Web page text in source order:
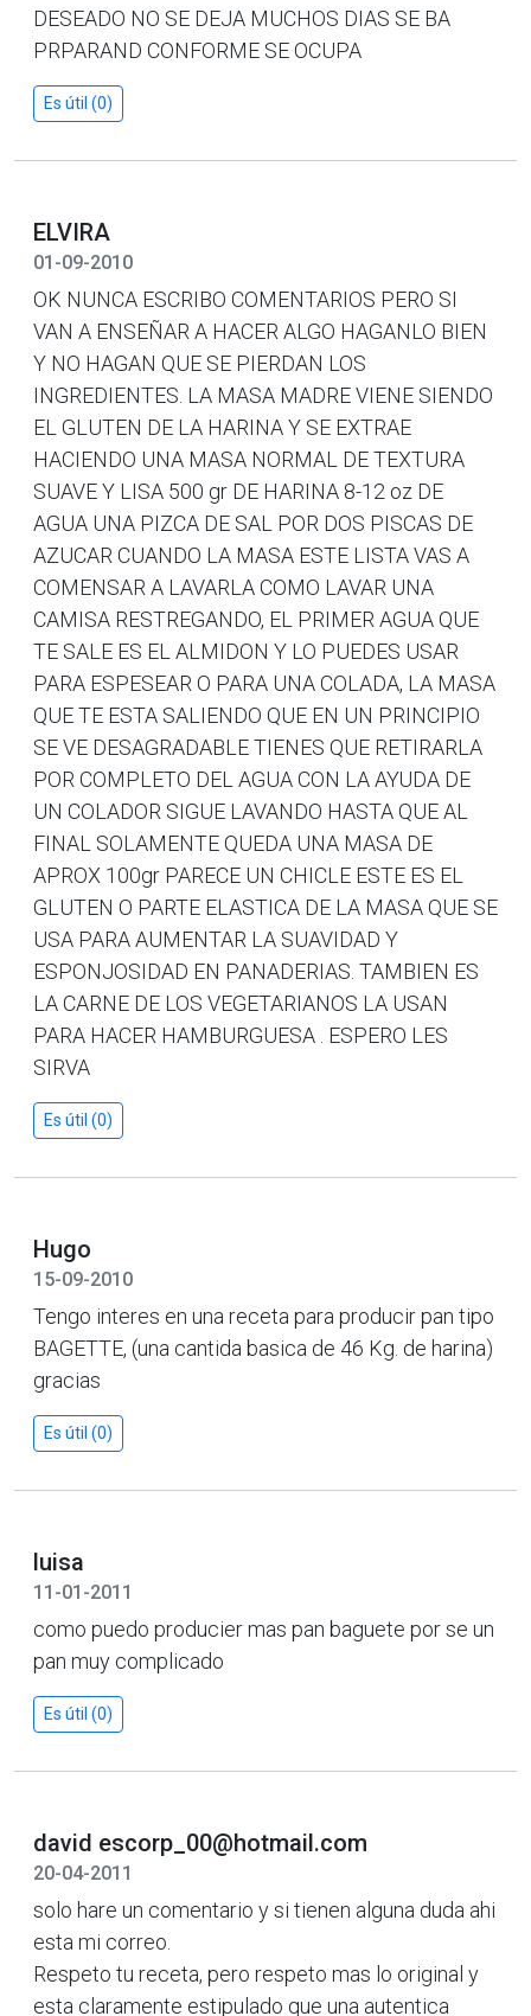
DESEADO NO SE DEJA MUCHOS DIAS SE BA
PRPARAND CONFORME SE OCUPA
Es útil (0)
ELVIRA
01-09-2010
OK NUNCA ESCRIBO COMENTARIOS PERO SI
VAN A ENSEÑAR A HACER ALGO HAGANLO BIEN
Y NO HAGAN QUE SE PIERDAN LOS
INGREDIENTES. LA MASA MADRE VIENE SIENDO
EL GLUTEN DE LA HARINA Y SE EXTRAE
HACIENDO UNA MASA NORMAL DE TEXTURA
SUAVE Y LISA 500 gr DE HARINA 8-12 oz DE
AGUA UNA PIZCA DE SAL POR DOS PISCAS DE
AZUCAR CUANDO LA MASA ESTE LISTA VAS A
COMENSAR A LAVARLA COMO LAVAR UNA
CAMISA RESTREGANDO, EL PRIMER AGUA QUE
TE SALE ES EL ALMIDON Y LO PUEDES USAR
PARA ESPESEAR O PARA UNA COLADA, LA MASA
QUE TE ESTA SALIENDO QUE EN UN PRINCIPIO
SE VE DESAGRADABLE TIENES QUE RETIRARLA
POR COMPLETO DEL AGUA CON LA AYUDA DE
UN COLADOR SIGUE LAVANDO HASTA QUE AL
FINAL SOLAMENTE QUEDA UNA MASA DE
APROX 100gr PARECE UN CHICLE ESTE ES EL
GLUTEN O PARTE ELASTICA DE LA MASA QUE SE
USA PARA AUMENTAR LA SUAVIDAD Y
ESPONJOSIDAD EN PANADERIAS. TAMBIEN ES
LA CARNE DE LOS VEGETARIANOS LA USAN
PARA HACER HAMBURGUESA . ESPERO LES
SIRVA
Es útil (0)
Hugo
15-09-2010
Tengo interes en una receta para producir pan tipo
BAGETTE, (una cantida basica de 46 Kg. de harina)
gracias
Es útil (0)
luisa
11-01-2011
como puedo producier mas pan baguete por se un
pan muy complicado
Es útil (0)
david escorp_00@hotmail.com
20-04-2011
solo hare un comentario y si tienen alguna duda ahi
esta mi correo.
Respeto tu receta, pero respeto mas lo original y
esta claramente estipulado que una autentica